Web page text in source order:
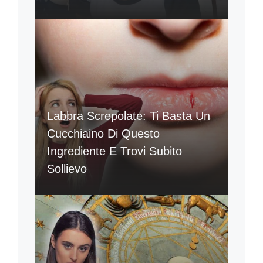
Labbra Screpolate: Ti Basta Un
Cucchiaino Di Questo
Ingrediente E Trovi Subito
Sollievo